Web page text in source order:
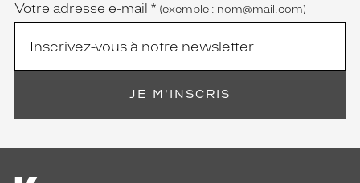
Votre adresse e-mail * (exemple : nom@mail.com)
JE M'INSCRIS